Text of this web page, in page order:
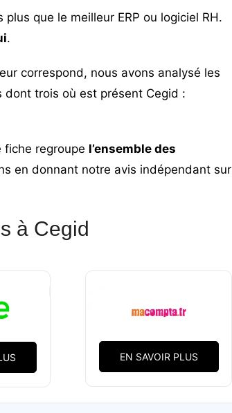
plus que le meilleur ERP ou logiciel RH.
.
correspond, nous avons analysé les
trois où est présent Cegid :
regroupe l’ensemble des
en donnant notre avis indépendant sur
à Cegid
EN SAVOIR PLUS